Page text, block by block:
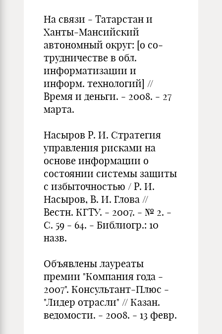
На связи - Татарстан и
Ханты-Мансийский
автономный округ: [о со­
трудничестве в обл.
информатизации и
информ. технологий] //
Время и день­ги. - 2008. - 27
марта.
Насыров Р. И. Стратегия
управления рисками на
основе информа­ции о
состоянии системы защиты
с избыточностью / Р. И.
Насыров, В. И. Глова //
Вестн. КГТУ. - 2007. - № 2. -
С. 59 - 64. - Библиогр.: 10
назв.
Объявлены лауреаты
премии "Компания года -
2007". Консультант-Плюс -
"Лидер отрасли" // Казан.
ведомости. - 2008. - 13 февр.